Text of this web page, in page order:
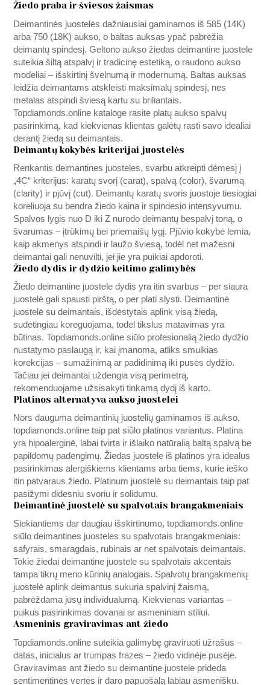
Žiedo praba ir šviesos žaismas
Deimantinės juostelės dažniausiai gaminamos iš 585 (14K)
arba 750 (18K) aukso, o baltas auksas ypač pabrėžia
deimantų spindesį. Geltono aukso žiedas deimantine juostele
suteikia šiltą atspalvį ir tradicinę estetiką, o raudono aukso
modeliai – išskirtinį švelnumą ir modernumą. Baltas auksas
leidžia deimantams atskleisti maksimalų spindesį, nes
metalas atspindi šviesą kartu su briliantais.
Topdiamonds.online kataloge rasite platų aukso spalvų
pasirinkimą, kad kiekvienas klientas galėtų rasti savo idealiai
derantį žiedą su deimantais.
Deimantų kokybės kriterijai juostelės
Renkantis deimantines juosteles, svarbu atkreipti dėmesį į
„4C“ kriterijus: karatų svorį (carat), spalvą (color), švarumą
(clarity) ir pjūvį (cut). Deimantų karatų svoris juostoje tiesiogiai
koreliuoja su bendra žiedo kaina ir spindesio intensyvumu.
Spalvos lygis nuo D iki Z nurodo deimantų bespalvį toną, o
švarumas – įtrūkimų bei priemaišų lygį. Pjūvio kokybė lemia,
kaip akmenys atspindi ir laužo šviesą, todėl net mažesni
deimantai gali nenuvilti, jei jie yra puikiai apdoroti.
Žiedo dydis ir dydžio keitimo galimybės
Žiedo deimantine juostele dydis yra itin svarbus – per siaura
juostelė gali spausti pirštą, o per plati slysti. Deimantinė
juostelė su deimantais, išdėstytais aplink visą žiedą,
sudėtingiau koreguojama, todėl tikslus matavimas yra
būtinas.Topdiamonds.online siūlo profesionalią žiedo dydžio
nustatymo paslaugą ir, kai įmanoma, atliks smulkias
korekcijas – sumažinimą ar padidinimą iki pusės dydžio.
Tačiau jei deimantai uždengia visą perimetrą,
rekomenduojame užsisakyti tinkamą dydį iš karto.
Platinos alternatyva aukso juostelei
Nors dauguma deimantinių juostelių gaminamos iš aukso,
topdiamonds.online taip pat siūlo platinos variantus. Platina
yra hipoalerginė, labai tvirta ir išlaiko natūralią baltą spalvą be
papildomų padengimų. Žiedas juostele iš platinos yra idealus
pasirinkimas alergiškiems klientams arba tiems, kurie ieško
itin patvaraus žiedo. Platinum juostelė su deimantais taip pat
pasižymi didesniu svoriu ir solidumu.
Deimantinė juostelė su spalvotais brangakmeniais
Siekiantiems dar daugiau išskirtinumo,topdiamonds.online
siūlo deimantines juosteles su spalvotais brangakmeniais:
safyrais, smaragdais, rubinais ar net spalvotais deimantais.
Tokie žiedai deimantine juostele su spalvotais akcentais
tampa tikrų meno kūrinių analogais. Spalvotų brangakmenių
juostelė aplink deimantus sukuria spalvinį žaismą,
pabrėždama jūsų individualumą. Kiekvienas variantas –
puikus pasirinkimas dovanai ar asmeniniam stiliui.
Asmeninis graviravimas ant žiedo
Topdiamonds.online suteikia galimybę graviruoti užrašus –
datas, inicialus ar trumpas frazes – žiedo vidinėje pusėje.
Graviravimas ant žiedo su deimantine juostele prideda
sentimentinės vertės ir daro papuošalą labiau asmenišku.